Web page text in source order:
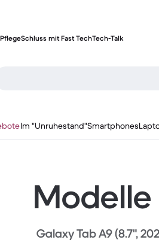
Schluss mit Fast TechTech-Talk
Im "Unruhestand"Smartphones
Galaxy Tab A9 (8.7",